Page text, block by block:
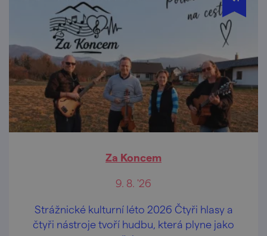
Za Koncem
9. 8. '26
Strážnické kulturní léto 2026 Čtyři hlasy a
čtyři nástroje tvoří hudbu, která plyne jako